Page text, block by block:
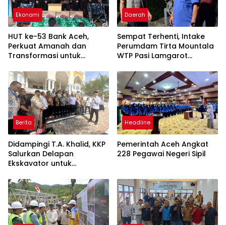
Ekonomi
HUT ke-53 Bank Aceh,
Perkuat Amanah dan
Transformasi untuk
Daerah
Sempat Terhenti, Intake
Perumdam Tirta Mountala
WTP Pasi Lamgarot
Berita
Didampingi T.A. Khalid, KKP
Salurkan Delapan
Ekskavator untuk
Pesisir Aceh
Headline
Pemerintah Aceh Angkat
228 Pegawai Negeri Sipil